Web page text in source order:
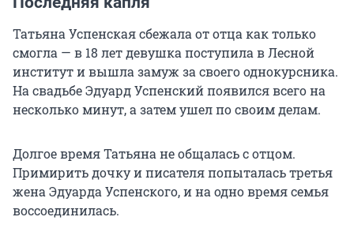
Татьяна Успенская сбежала от отца как только
смогла — в 18 лет девушка поступила в Лесной
институт и вышла замуж за своего однокурсника.
На свадьбе Эдуард Успенский появился всего на
несколько минут, а затем ушел по своим делам.
Долгое время Татьяна не общалась с отцом.
Примирить дочку и писателя попыталась третья
жена Эдуарда Успенского, и на одно время семья
воссоединилась.